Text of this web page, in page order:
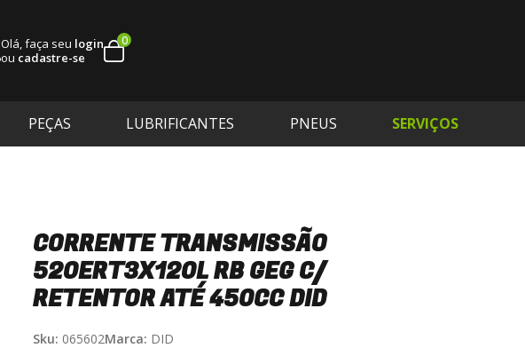
Olá, faça seu login
ou cadastre-se
0
PEÇAS LUBRIFICANTES PNEUS SERVIÇOS
CORRENTE TRANSMISSÃO
520ERT3X120L RB GEG C/
RETENTOR ATÉ 450CC DID
Sku: 065602Marca: DID